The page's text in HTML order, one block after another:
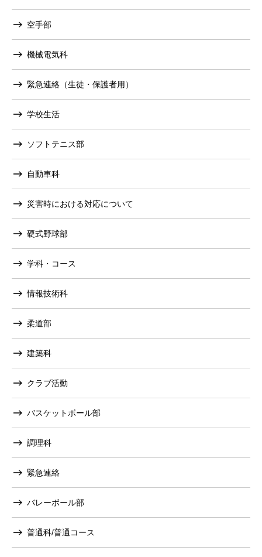
空手部
機械電気科
緊急連絡（生徒・保護者用）
学校生活
ソフトテニス部
自動車科
災害時における対応について
硬式野球部
学科・コース
情報技術科
柔道部
建築科
クラブ活動
バスケットボール部
調理科
緊急連絡
バレーボール部
普通科/普通コース